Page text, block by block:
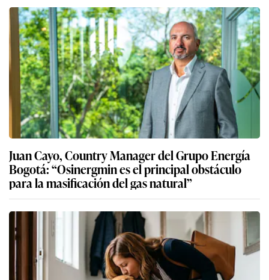
Juan Cayo, Country Manager del Grupo Energía
Bogotá: “Osinergmin es el principal obstáculo
para la masificación del gas natural”